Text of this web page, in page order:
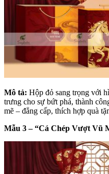
Mô tả: Hộp đỏ sang trọng với
trưng cho sự bứt phá, thành
mẽ – đẳng cấp, thích hợp quà
Mẫu 3 – “Cá Chép Vượt Vũ